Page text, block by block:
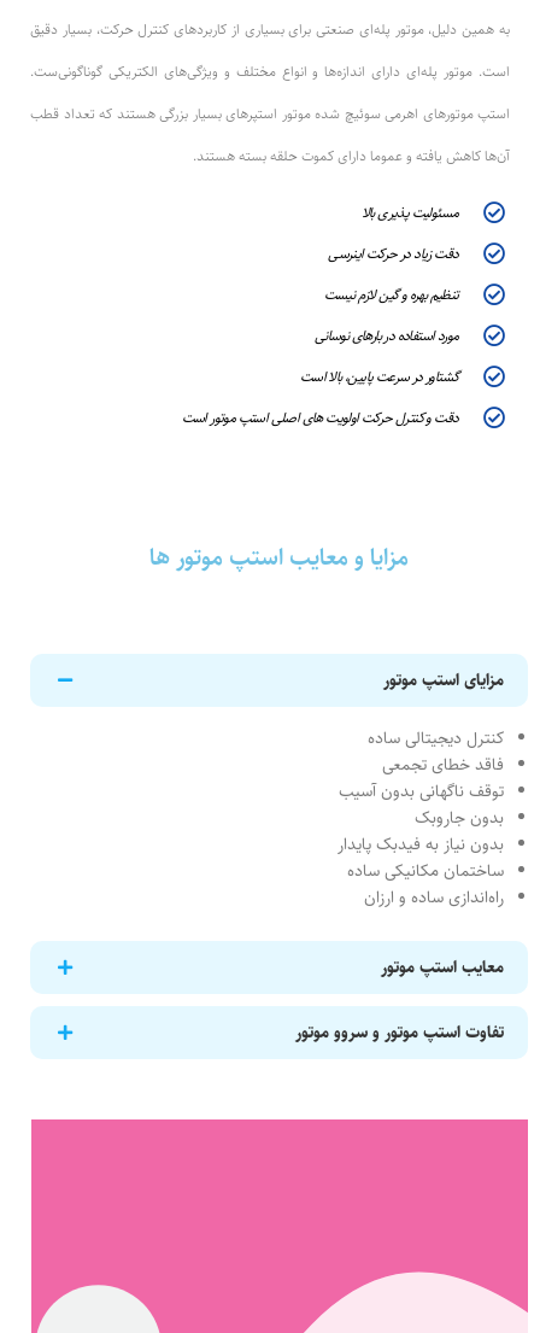
به همین دلیل، موتور پله‌ای صنعتی برای بسیاری از کاربردهای کنترل حرکت، بسیار دقیق
است. موتور پله‌ای دارای اندازه‌ها و انواع مختلف و ویژگی‌های الکتریکی گوناگونی‌ست.
استپ موتورهای اهرمی سوئیچ شده موتور استپرهای بسیار بزرگی هستند که تعداد قطب
آن‌ها کاهش یافته و عموما دارای کموت حلقه بسته هستند.
مسئولیت پذیری بالا
دقت زیاد در حرکت اینرسی
تنظیم بهره و گین لازم نیست
مورد استفاده در بارهای نوسانی
گشتاور در سرعت پایین، بالا است
دقت و کنترل حرکت اولویت های اصلی استپ موتور است
مزایا و معایب استپ موتور ها
مزایای استپ موتور
کنترل دیجیتالی ساده
فاقد خطای تجمعی
توقف ناگهانی بدون آسیب
بدون جاروبک
بدون نیاز به فیدبک پایدار
ساختمان مکانیکی ساده
راه‌اندازی ساده و ارزان
معایب استپ موتور
تفاوت استپ موتور و سروو موتور